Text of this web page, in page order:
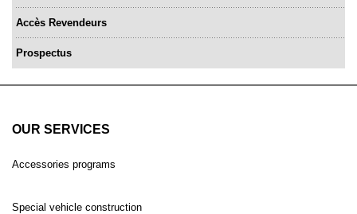
Accès Revendeurs
Prospectus
OUR SERVICES
Accessories programs
Special vehicle construction